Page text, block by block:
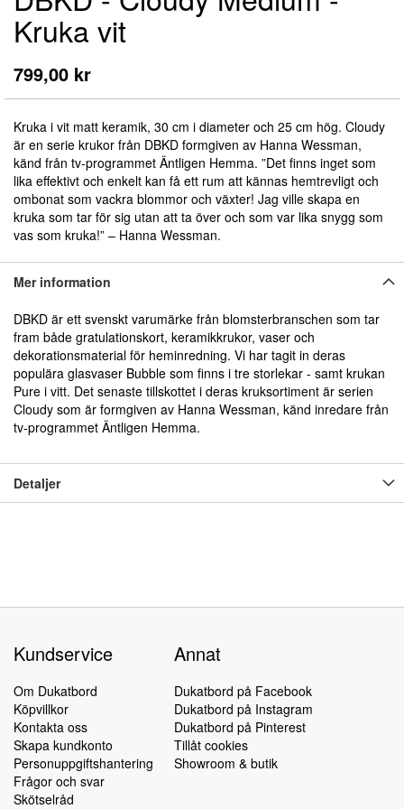
Kruka vit
799,00 kr
Kruka i vit matt keramik, 30 cm i diameter och 25 cm hög. Cloudy
är en serie krukor från DBKD formgiven av Hanna Wessman,
känd från tv-programmet Äntligen Hemma. ”Det finns inget som
lika effektivt och enkelt kan få ett rum att kännas hemtrevligt och
ombonat som vackra blommor och växter! Jag ville skapa en
kruka som tar för sig utan att ta över och som var lika snygg som
vas som kruka!” – Hanna Wessman.
till
början
av
bildgalleriet
Mer information
DBKD är ett svenskt varumärke från blomsterbranschen som tar
fram både gratulationskort, keramikkrukor, vaser och
dekorationsmaterial för heminredning. Vi har tagit in deras
populära glasvaser Bubble som finns i tre storlekar - samt krukan
Pure i vitt. Det senaste tillskottet i deras kruksortiment är serien
Cloudy som är formgiven av Hanna Wessman, känd inredare från
tv-programmet Äntligen Hemma.
Detaljer
Kundservice
Om Dukatbord
Köpvillkor
Kontakta oss
Skapa kundkonto
Personuppgiftshantering
Frågor och svar
Skötselråd
Annat
Dukatbord på Facebook
Dukatbord på Instagram
Dukatbord på Pinterest
Tillåt cookies
Showroom & butik